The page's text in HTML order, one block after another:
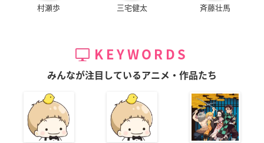
村瀬歩 三宅健太 斉藤壮馬
KEYWORDS
みんなが注目しているアニメ・作品たち